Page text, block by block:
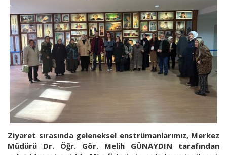
Ziyaret sırasında geleneksel enstrümanlarımız, Merkez
Müdürü Dr. Öğr. Gör. Melih GÜNAYDIN tarafından